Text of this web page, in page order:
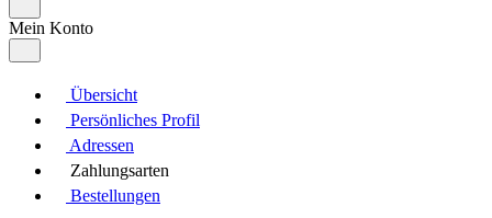
Mein Konto
Übersicht
Persönliches Profil
Adressen
Zahlungsarten
Bestellungen